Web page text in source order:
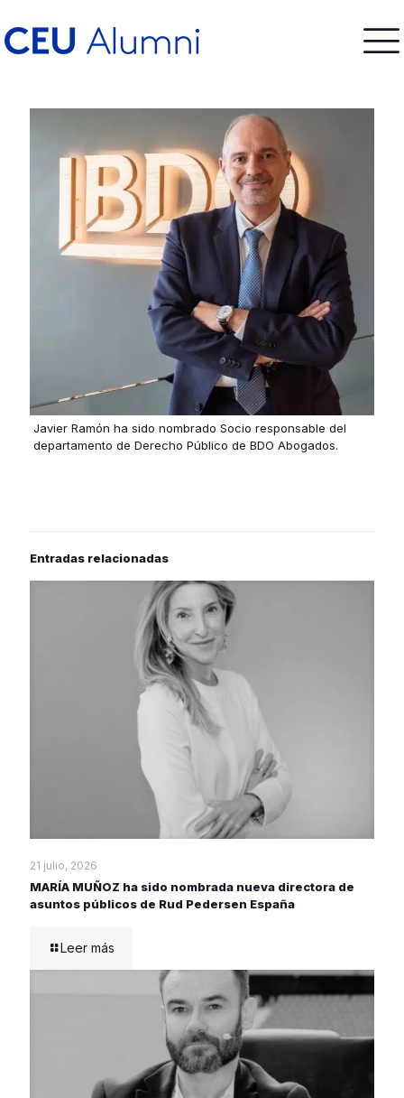
Javier Ramón ha sido nombrado Socio responsable del
departamento de Derecho Público de BDO Abogados.
Entradas relacionadas
21 julio, 2026
MARÍA MUÑOZ ha sido nombrada nueva directora de
asuntos públicos de Rud Pedersen España
Leer más